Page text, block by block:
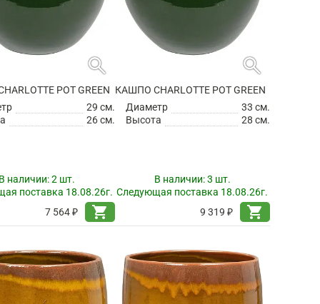
search
POT GREEN
29 см.
26 см.
наличии:2 шт.
поставка 18.08.26г.
7 564 ₽
shopping_cart
search
КАШПО CHARLOTTE POT GREEN
Диаметр
33 см.
Высота
28 см.
В наличии:3 шт.
Следующая поставка 18.08.26г.
9 319 ₽
shopping_cart